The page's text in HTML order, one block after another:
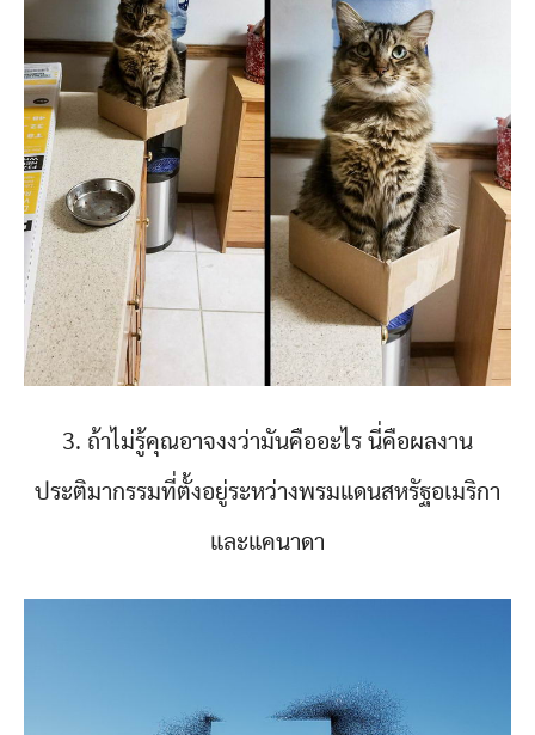
3. ถ้าไม่รู้คุณอาจงงว่ามันคืออะไร นี่คือผลงาน
ประติมากรรมที่ตั้งอยู่ระหว่างพรมแดนสหรัฐอเมริกา
และแคนาดา